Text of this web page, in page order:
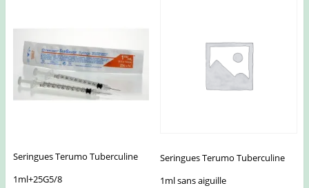
Seringues Terumo Tuberculine
1ml+25G5/8
Seringues Terumo Tuberculine
1ml sans aiguille